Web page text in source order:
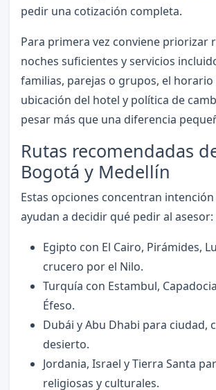
pedir una cotización completa.
Para primera vez conviene priorizar
noches suficientes y servicios
familias, parejas o grupos, el horario
ubicación del hotel y política de
pesar más que una diferencia
Rutas recomendadas
Bogotá y Medellín
Estas opciones concentran
ayudan a decidir qué pedir al asesor:
Egipto con El Cairo, Pirámides,
crucero por el Nilo.
Turquía con Estambul,
Éfeso.
Dubái y Abu Dhabi para ciudad,
desierto.
Jordania, Israel y Tierra Santa
religiosas y culturales.